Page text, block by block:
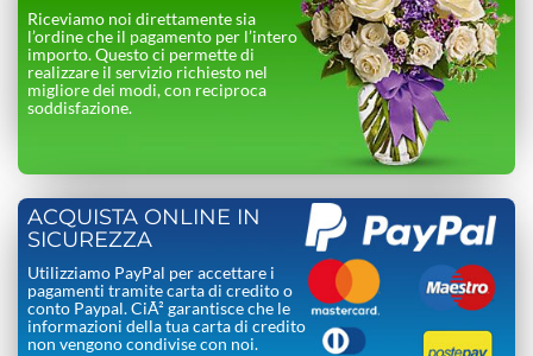
Riceviamo noi direttamente sia
l’ordine che il pagamento per l’intero
importo. Questo ci permette di
realizzare il servizio richiesto nel
migliore dei modi, con reciproca
soddisfazione.
ACQUISTA ONLINE IN
SICUREZZA
Utilizziamo PayPal per accettare i
pagamenti tramite carta di credito o
conto Paypal. CiÃ² garantisce che le
informazioni della tua carta di credito
non vengono condivise con noi.